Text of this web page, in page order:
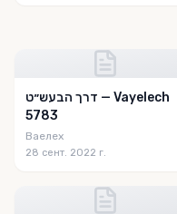
דרך הבעש״ט — Vayelech
5783
Ваелех
28 сент. 2022 г.